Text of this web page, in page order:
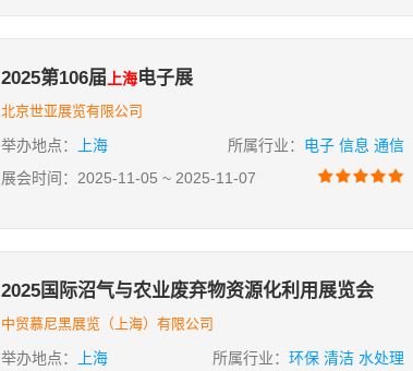
2025第106届 上海电子展
北京世亚展览有限公司
举办地点： 上海 所属行业： 电子 信息 通信
展会时间：2025-11-05 ~ 2025-11-07
2025国际沼气与农业废弃物资源化利用展览会
中贸慕尼黑展览（上海）有限公司
举办地点： 上海 所属行业： 环保 清洁 水处理